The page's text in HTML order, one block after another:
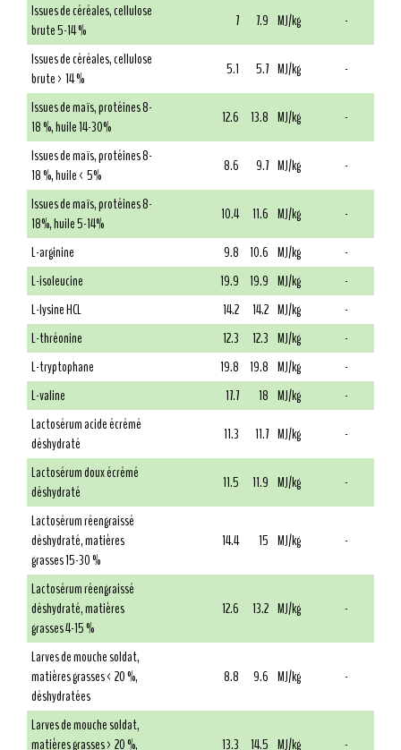
Issues de céréales, cellulose
brute 5-14 %
7 7.9 MJ/kg
-
Issues de céréales, cellulose
brute > 14 %
5.1 5.7 MJ/kg
-
Issues de maïs, protéines 8-
18 %, huile 14-30%
12.6 13.8 MJ/kg
-
Issues de maïs, protéines 8-
18 %, huile < 5%
8.6 9.7 MJ/kg
-
Issues de maïs, protéines 8-
18%, huile 5-14%
10.4 11.6 MJ/kg
-
L-arginine
9.8 10.6 MJ/kg
-
L-isoleucine
19.9 19.9 MJ/kg
-
L-lysine HCL
14.2 14.2 MJ/kg
-
L-thréonine
12.3 12.3 MJ/kg
-
L-tryptophane
19.8 19.8 MJ/kg
-
L-valine
17.7 18 MJ/kg
-
Lactosérum acide écrémé
déshydraté
11.3 11.7 MJ/kg
-
Lactosérum doux écrémé
déshydraté
11.5 11.9 MJ/kg
-
Lactosérum réengraissé
déshydraté, matières
grasses 15-30 %
14.4 15 MJ/kg -
Lactosérum réengraissé
déshydraté, matières
grasses 4-15 %
12.6 13.2 MJ/kg -
Larves de mouche soldat,
matières grasses < 20 %,
déshydratées
8.8 9.6 MJ/kg -
Larves de mouche soldat,
matières grasses > 20 %,
13.3 14.5 MJ/kg -